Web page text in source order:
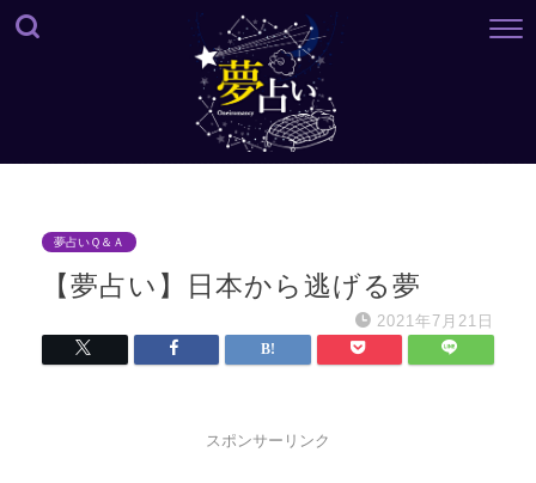
夢占いＱ＆Ａ
【夢占い】日本から逃げる夢
2021年7月21日
スポンサーリンク